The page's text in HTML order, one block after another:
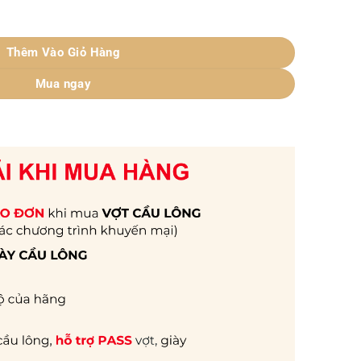
CX 14.3 số lượng
Thêm Vào Giỏ Hàng
Mua ngay